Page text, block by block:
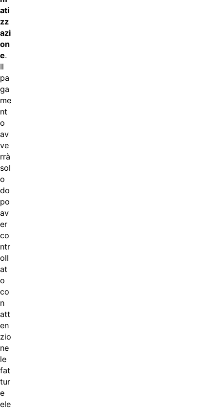
ati
zz
azi
on
e.
Il
pa
ga
me
nt
o
av
ve
rrà
sol
o
do
po
av
er
co
ntr
oll
at
o
co
n
att
en
zio
ne
le
fat
tur
e
ele